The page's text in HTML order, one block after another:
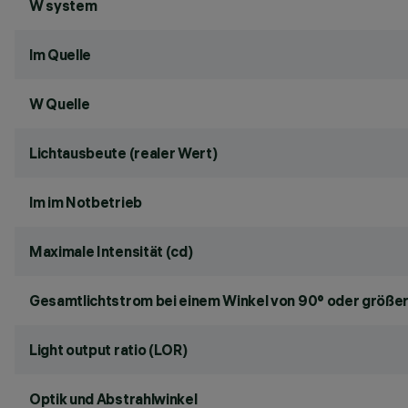
W system
lm Quelle
W Quelle
Lichtausbeute (realer Wert)
lm im Notbetrieb
Maximale Intensität (cd)
Gesamtlichtstrom bei einem Winkel von 90° oder
Light output ratio (LOR)
Optik und Abstrahlwinkel